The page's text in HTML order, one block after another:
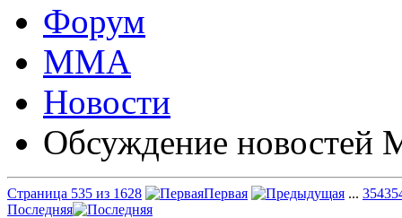
Форум
ММА
Новости
Обсуждение
Страница 535 из 1628 Первая ... 35435
Последняя